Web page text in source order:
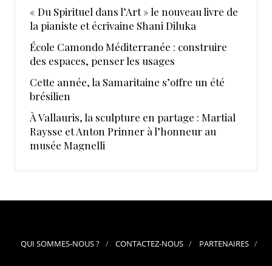
« Du Spirituel dans l’Art » le nouveau livre de
la pianiste et écrivaine Shani Diluka
École Camondo Méditerranée : construire
des espaces, penser les usages
Cette année, la Samaritaine s’offre un été
brésilien
À Vallauris, la sculpture en partage : Martial
Raysse et Anton Prinner à l’honneur au
musée Magnelli
QUI SOMMES-NOUS ? CONTACTEZ-NOUS PARTENAIRES